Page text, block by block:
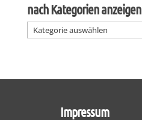
nach Kategorien anzeigen
nach
Kategorien
Impressum